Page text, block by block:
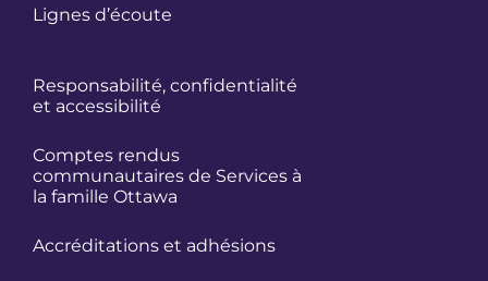
Lignes d’écoute
Responsabilité, confidentialité
et accessibilité
Comptes rendus
communautaires de Services à
la famille Ottawa
Accréditations et adhésions